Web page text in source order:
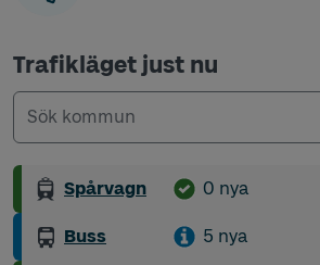
Trafikläget just nu
Kommun
Spårvagn Inga nya störningar
0 nya
Buss 5 nya störningar
5 nya